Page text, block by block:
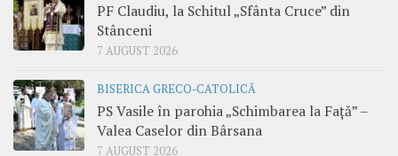
PF Claudiu, la Schitul „Sfânta Cruce” din
Stânceni
7 AUGUST 2026
BISERICA GRECO-CATOLICĂ
PS Vasile în parohia „Schimbarea la Față” –
Valea Caselor din Bârsana
7 AUGUST 2026